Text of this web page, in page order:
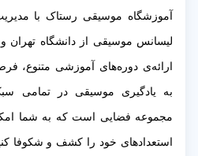
آموزشگاه موسیقی رستاک با
لیسانس موسیقی از دانشگاه تهران
ارائه‌ی دوره‌های آموزشی متنوع،
به یادگیری موسیقی در تمامی
مجموعه فضایی است که به شما
استعدادهای خود را کشف و شکوفا